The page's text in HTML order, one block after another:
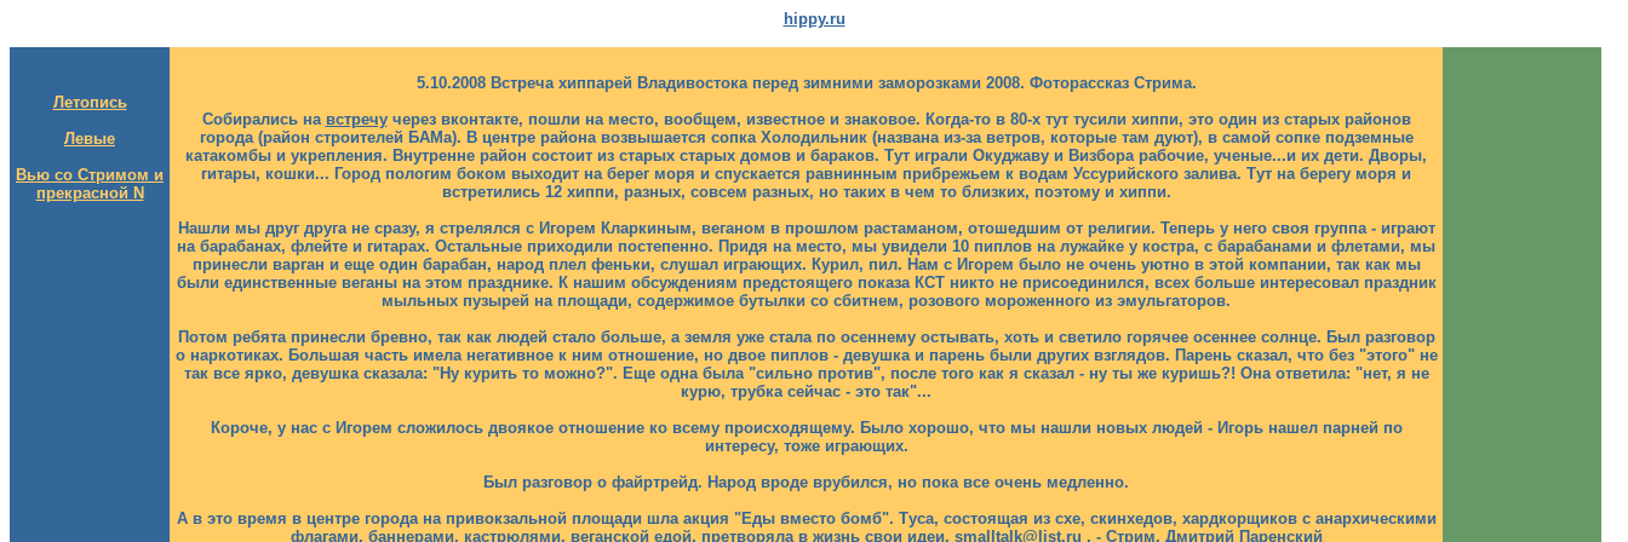
hippy.ru
Летопись
Левые
Вью со Стримом и
прекрасной N
5.10.2008 Встреча хиппарей Владивостока перед зимними заморозками 2008. Фоторассказ Стрима.
Cобирались на встречучерез вконтакте, пошли на место, вообщем, известное и знаковое. Когда-то в 80-х тут тусили хиппи, это один из старых районов
города (район строителей БАМа). В центре района возвышается сопка Холодильник (названа из-за ветров, которые там дуют), в самой сопке подземные
катакомбы и укрепления. Внутренне район состоит из старых старых домов и бараков. Тут играли Окуджаву и Визбора рабочие, ученые...и их дети. Дворы,
гитары, кошки... Город пологим боком выходит на берег моря и спускается равнинным прибрежьем к водам Уссурийского залива. Тут на берегу моря и
встретились 12 хиппи, разных, совсем разных, но таких в чем то близких, поэтому и хиппи.
Нашли мы друг друга не сразу, я стрелялся с Игорем Кларкиным, веганом в прошлом растаманом, отошедшим от религии. Теперь у него своя группа - играют
на барабанах, флейте и гитарах. Остальные приходили постепенно. Придя на место, мы увидели 10 пиплов на лужайке у костра, с барабанами и флетами, мы
принесли варган и еще один барабан, народ плел феньки, слушал играющих. Курил, пил. Нам с Игорем было не очень уютно в этой компании, так как мы
были единственные веганы на этом празднике. К нашим обсуждениям предстоящего показа КСТ никто не присоединился, всех больше интересовал праздник
мыльных пузырей на площади, содержимое бутылки со сбитнем, розового мороженного из эмульгаторов.
Потом ребята принесли бревно, так как людей стало больше, а земля уже стала по осеннему остывать, хоть и светило горячее осеннее солнце. Был разговор
о наркотиках. Большая часть имела негативное к ним отношение, но двое пиплов - девушка и парень были других взглядов. Парень сказал, что без "этого" не
так все ярко, девушка сказала: "Ну курить то можно?". Еще одна была "сильно против", после того как я сказал - ну ты же куришь?! Она ответила: "нет, я не
курю, трубка сейчас - это так"...
Короче, у нас с Игорем сложилось двоякое отношение ко всему происходящему. Было хорошо, что мы нашли новых людей - Игорь нашел парней по
интересу, тоже играющих.
Был разговор о файртрейд. Народ вроде врубился, но пока все очень медленно.
А в это время в центре города на привокзальной площади шла акция "Еды вместо бомб". Туса, состоящая из схе, скинхедов, хардкорщиков с анархическими
флагами, баннерами, кастрюлями, веганской едой, претворяла в жизнь свои идеи. smalltalk@list.ru , - Стрим, Дмитрий Паренский